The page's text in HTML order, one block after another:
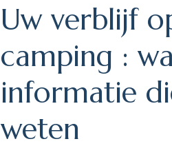
Uw verblijf
camping :
informatie
weten